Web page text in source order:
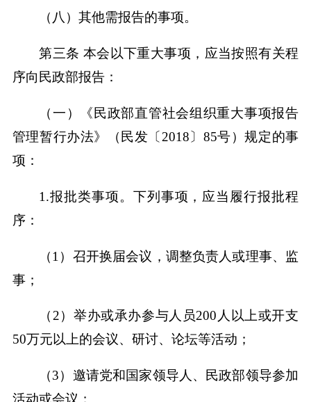
（八）其他需报告的事项。
第三条 本会以下重大事项，应当按照有关程
序向民政部报告：
（一）《民政部直管社会组织重大事项报告
管理暂行办法》（民发〔2018〕85号）规定的事
项：
1.报批类事项。下列事项，应当履行报批程
序：
（1）召开换届会议，调整负责人或理事、监
事；
（2）举办或承办参与人员200人以上或开支
50万元以上的会议、研讨、论坛等活动；
（3）邀请党和国家领导人、民政部领导参加